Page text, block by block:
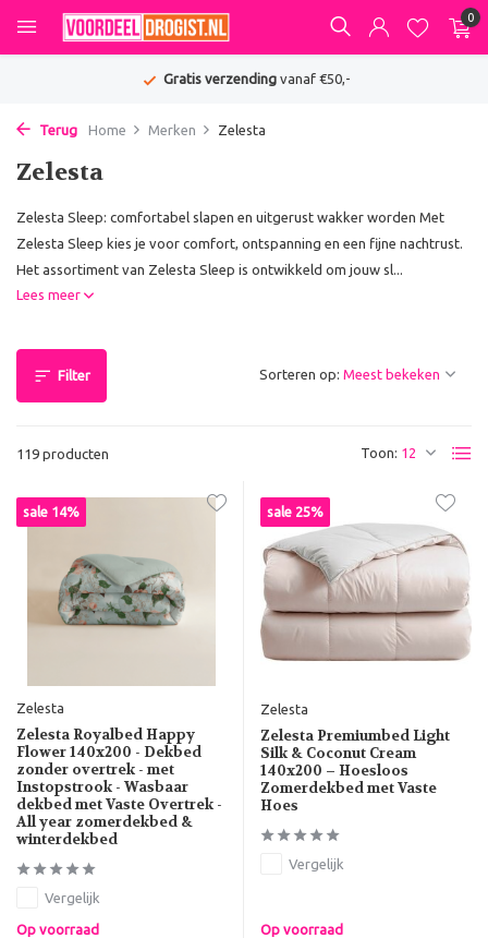
0
Gratis verzendingvanaf €50,-
Terug Home Merken Zelesta
Zelesta
Zelesta Sleep: comfortabel slapen en uitgerust wakker worden Met
Zelesta Sleep kies je voor comfort, ontspanning en een fijne nachtrust.
Het assortiment van Zelesta Sleep is ontwikkeld om jouw sl...
Lees meer
Filter
119 producten Toon:
Sorteren op:
sale 14%
Zelesta
Zelesta Royalbed Happy
Flower 140x200 - Dekbed
zonder overtrek - met
Instopstrook - Wasbaar
dekbed met Vaste Overtrek -
All year zomerdekbed &
winterdekbed
Vergelijk
Op voorraad
sale 25%
Zelesta
Zelesta Premiumbed Light
Silk & Coconut Cream
140x200 – Hoesloos
Zomerdekbed met Vaste
Hoes
Vergelijk
Op voorraad